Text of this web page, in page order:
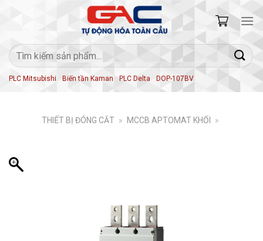
Tìm
kiếm:
PLC Mitsubishi Biến tần Kaman PLC Delta DOP-107BV
THIẾT BỊ ĐÓNG CẮT » MCCB APTOMAT KHỐI »